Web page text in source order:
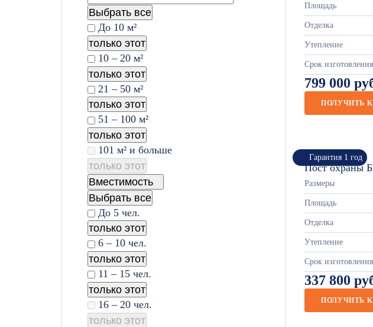
Выбрать все
До 10 м²
только этот
10 – 20 м²
только этот
21 – 50 м²
только этот
51 – 100 м²
только этот
101 м² и больше
только этот
Вместимость
Выбрать все
До 5 чел.
только этот
6 – 10 чел.
только этот
11 – 15 чел.
только этот
16 – 20 чел.
только этот
Площадь
Отделка
Утепление
Срок изготовления
799 000
ПОЛУЧИТЬ
Гарантия 1 год
Пост охраны
Размеры
Площадь
Отделка
Утепление
Срок изготовления
337 800
ПОЛУЧИТЬ